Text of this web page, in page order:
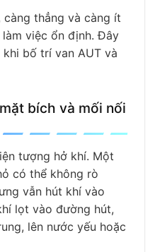
thẳng và càng ít
việc ổn định. Đây
bố trí van AUT và
bích và mối nối
tượng hở khí. Một
có thể không rò
vẫn hút khí vào
lọt vào đường hút,
lên nước yếu hoặc